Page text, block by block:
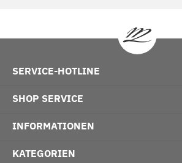
SERVICE-HOTLINE
SHOP SERVICE
INFORMATIONEN
KATEGORIEN